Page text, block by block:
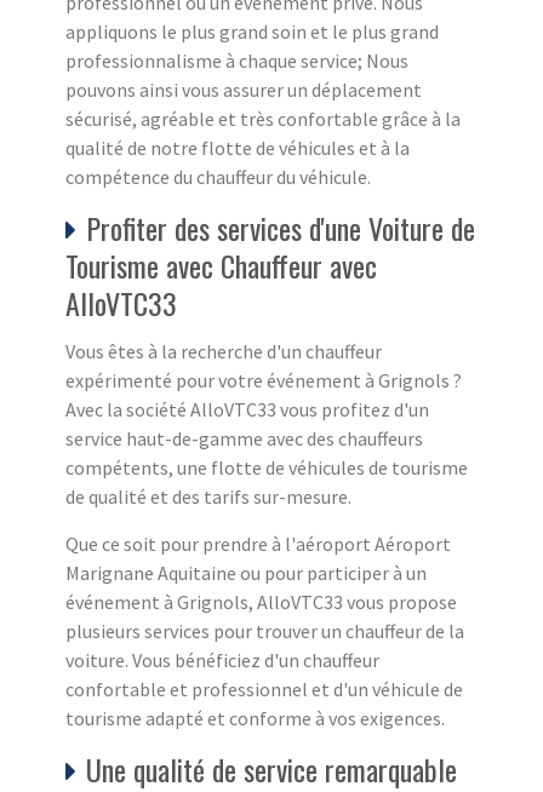
appliquons le plus grand soin et le plus grand
professionnalisme à chaque service; Nous
pouvons ainsi vous assurer un déplacement
sécurisé, agréable et très confortable grâce à la
qualité de notre flotte de véhicules et à la
compétence du chauffeur du véhicule.
Profiter des services d'une Voiture de
Tourisme avec Chauffeur avec
AlloVTC33
Vous êtes à la recherche d'un chauffeur
expérimenté pour votre événement à Grignols ?
Avec la société AlloVTC33 vous profitez d'un
service haut-de-gamme avec des chauffeurs
compétents, une flotte de véhicules de tourisme
de qualité et des tarifs sur-mesure.
Que ce soit pour prendre à l'aéroport Aéroport
Marignane Aquitaine ou pour participer à un
événement à Grignols, AlloVTC33 vous propose
plusieurs services pour trouver un chauffeur de la
voiture. Vous bénéficiez d'un chauffeur
confortable et professionnel et d'un véhicule de
tourisme adapté et conforme à vos exigences.
Une qualité de service remarquable